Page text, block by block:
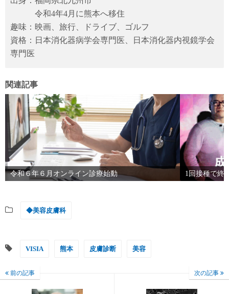
令和4年4月に熊本へ移住
趣味：映画、旅行、ドライブ、ゴルフ
資格：日本消化器病学会専門医、日本消化器内視鏡学会
専門医
関連記事
令和６年６月オンライン診療始動 1回接種で終
◆美容皮膚科
VISIA 熊本 皮膚診断 美容
前の記事 次の記事